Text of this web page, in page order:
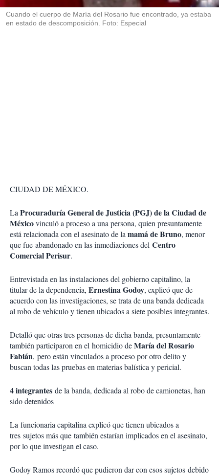
Cuando el cuerpo de María del Rosario fue encontrado, ya estaba
en estado de descomposición. Foto: Especial
CIUDAD DE MÉXICO.
LaProcuraduría General de Justicia (PGJ) de la Ciudad de
Méxicovinculó a proceso a una persona, quien presuntamente
está relacionada con el asesinato de lamamá de Bruno, menor
que fue abandonado en las inmediaciones del Centro
Comercial Perisur.
Entrevistada en las instalaciones del gobierno capitalino, la
titular de la dependencia, Ernestina Godoy, explicó que de
acuerdo con las investigaciones, se trata de una banda dedicada
al robo de vehículo y tienen ubicados a siete posibles integrantes.
Detalló que otras tres personas de dicha banda, presuntamente
también participaron en el homicidio deMaría del Rosario
Fabián, pero están vinculados a proceso por otro delito y
buscan todas las pruebas en materias balística y pericial.
4 integrantes de la banda, dedicada al robo de camionetas, han
sido detenidos
La funcionaria capitalina explicó que tienen ubicados a
tres sujetos más que también estarían implicados en el asesinato,
por lo que investigan el caso.
Godoy Ramos recordó que pudieron dar con esos sujetos debido